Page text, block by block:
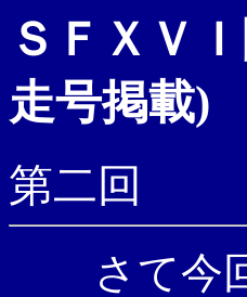
ＳＦＸＶ
走号掲載)
第二回
さて今